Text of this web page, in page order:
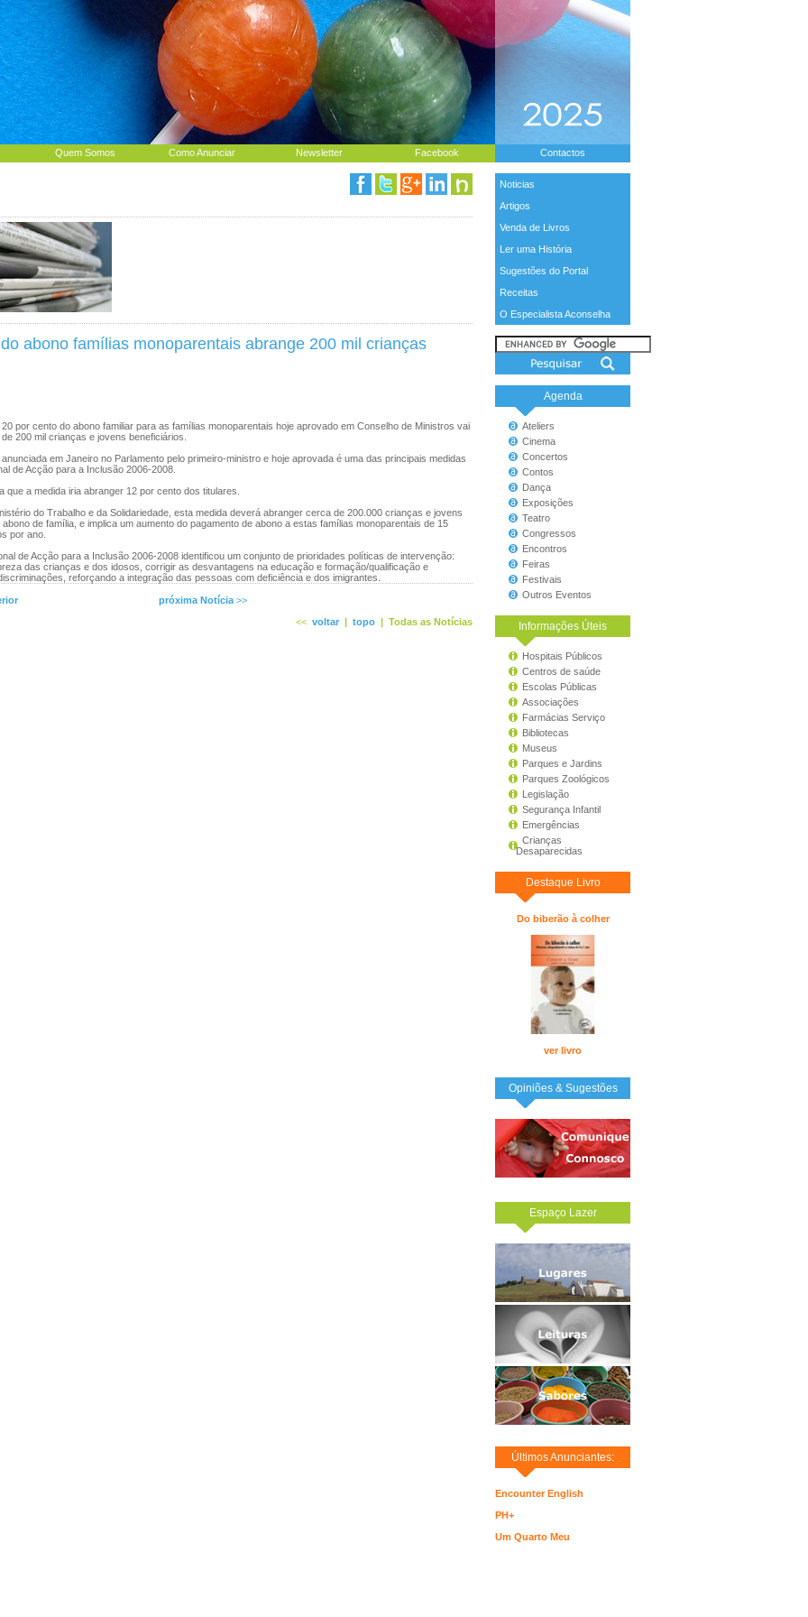
Quem Somos Como Anunciar Newsletter Facebook Contactos
Noticias
Artigos
Venda de Livros
Ler uma História
Sugestões do Portal
Receitas
O Especialista Aconselha
Agenda
Ateliers
Cinema
Concertos
Contos
Dança
Exposições
Teatro
Congressos
Encontros
Feiras
Festivais
Outros Eventos
Informações Úteis
Hospitais Públicos
Centros de saúde
Escolas Públicas
Associações
Farmácias Serviço
Bibliotecas
Museus
Parques e Jardins
Parques Zoológicos
Legislação
Segurança Infantil
Emergências
Crianças
Desaparecidas
Destaque Livro
Do biberão à colher
ver livro
Opiniões & Sugestões
Espaço Lazer
Últimos Anunciantes:
Encounter English
PH+
Um Quarto Meu
abono famílias monoparentais abrange 200 mil crianças
por cento do abono familiar para as famílias monoparentais hoje aprovado em Conselho de Ministros vai
200 mil crianças e jovens beneficiários.
em Janeiro no Parlamento pelo primeiro-ministro e hoje aprovada é uma das principais medidas
de Acção para a Inclusão 2006-2008.
que a medida iria abranger 12 por cento dos titulares.
do Trabalho e da Solidariedade, esta medida deverá abranger cerca de 200.000 crianças e jovens
de família, e implica um aumento do pagamento de abono a estas famílias monoparentais de 15
por ano.
de Acção para a Inclusão 2006-2008 identificou um conjunto de prioridades políticas de intervenção:
das crianças e dos idosos, corrigir as desvantagens na educação e formação/qualificação e
reforçando a integração das pessoas com deficiência e dos imigrantes.
próxima Notícia >>
<< voltar | topo | Todas as Notícias